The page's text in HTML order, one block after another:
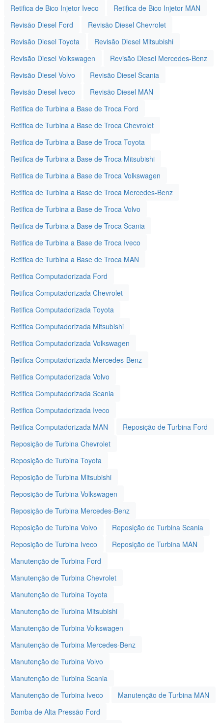
Retifica de Bico Injetor Iveco
Retifica de Bico Injetor MAN
Revisão Diesel Ford
Revisão Diesel Chevrolet
Revisão Diesel Toyota
Revisão Diesel Mitsubishi
Revisão Diesel Volkswagen
Revisão Diesel Mercedes-Benz
Revisão Diesel Volvo
Revisão Diesel Scania
Revisão Diesel Iveco
Revisão Diesel MAN
Retifica de Turbina a Base de Troca Ford
Retifica de Turbina a Base de Troca Chevrolet
Retifica de Turbina a Base de Troca Toyota
Retifica de Turbina a Base de Troca Mitsubishi
Retifica de Turbina a Base de Troca Volkswagen
Retifica de Turbina a Base de Troca Mercedes-Benz
Retifica de Turbina a Base de Troca Volvo
Retifica de Turbina a Base de Troca Scania
Retifica de Turbina a Base de Troca Iveco
Retifica de Turbina a Base de Troca MAN
Retifica Computadorizada Ford
Retifica Computadorizada Chevrolet
Retifica Computadorizada Toyota
Retifica Computadorizada Mitsubishi
Retifica Computadorizada Volkswagen
Retifica Computadorizada Mercedes-Benz
Retifica Computadorizada Volvo
Retifica Computadorizada Scania
Retifica Computadorizada Iveco
Retifica Computadorizada MAN
Reposição de Turbina Ford
Reposição de Turbina Chevrolet
Reposição de Turbina Toyota
Reposição de Turbina Mitsubishi
Reposição de Turbina Volkswagen
Reposição de Turbina Mercedes-Benz
Reposição de Turbina Volvo
Reposição de Turbina Scania
Reposição de Turbina Iveco
Reposição de Turbina MAN
Manutenção de Turbina Ford
Manutenção de Turbina Chevrolet
Manutenção de Turbina Toyota
Manutenção de Turbina Mitsubishi
Manutenção de Turbina Volkswagen
Manutenção de Turbina Mercedes-Benz
Manutenção de Turbina Volvo
Manutenção de Turbina Scania
Manutenção de Turbina Iveco
Manutenção de Turbina MAN
Bomba de Alta Pressão Ford